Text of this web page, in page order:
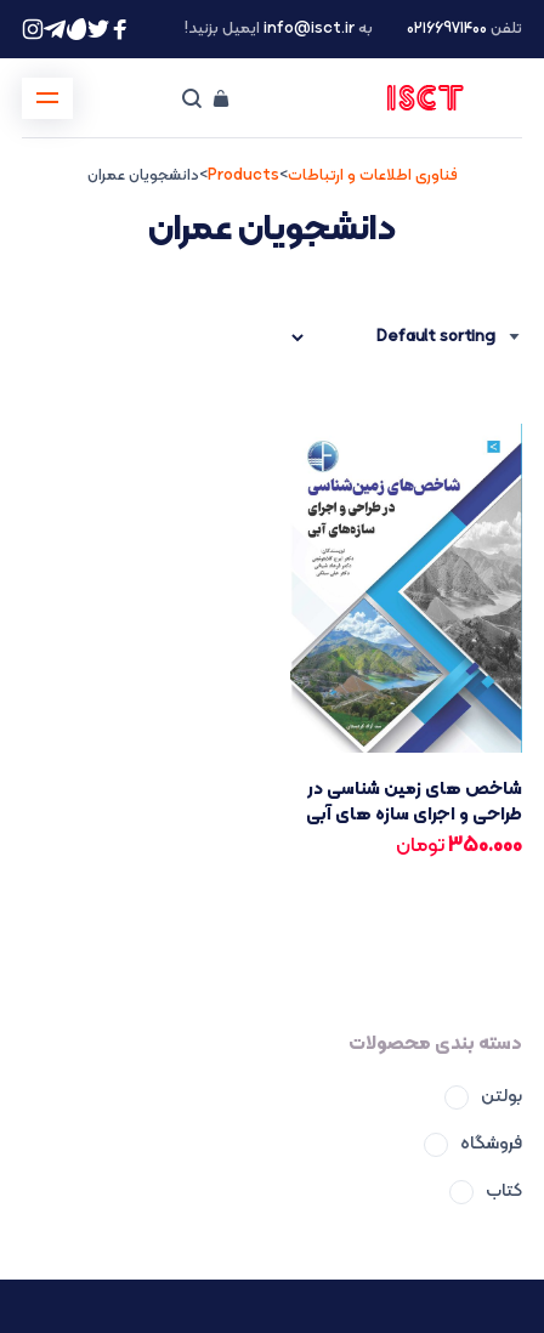
تلفن ۰۲۱66971400 بهinfo@isct.irایمیل بزنید!
فناوری اطلاعات و ارتباطات>
Products
>دانشجویان عمران
دانشجویان عمران
شاخص های زمین شناسی در
طراحی و اجرای سازه های آبی
350.000تومان
دسته بندی محصولات
بولتن
فروشگاه
کتاب